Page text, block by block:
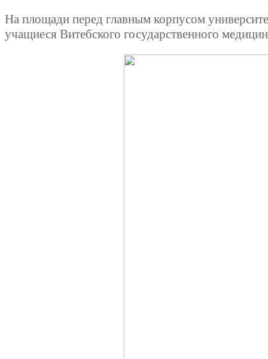
На площади перед главным корпусом
учащиеся Витебского государственного